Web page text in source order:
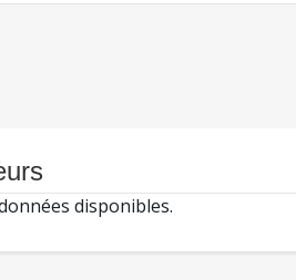
disponibles.